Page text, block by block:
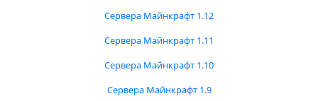
Сервера Майнкрафт 1.12
Сервера Майнкрафт 1.11
Сервера Майнкрафт 1.10
Сервера Майнкрафт 1.9